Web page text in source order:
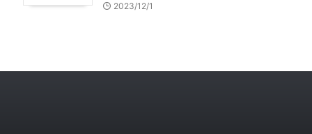
2023/12/1